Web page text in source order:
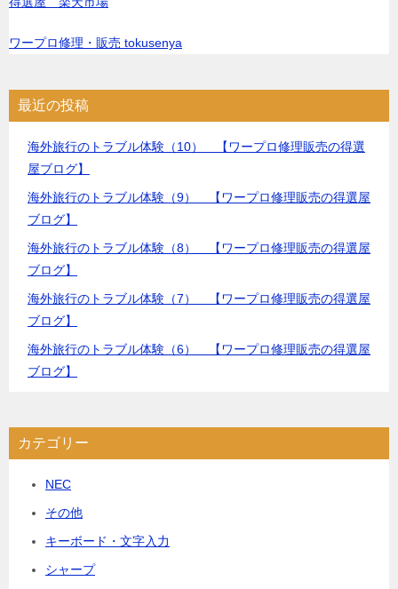
ワープロ修理・販売 tokusenya
最近の投稿
海外旅行のトラブル体験（10） 【ワープロ修理販売の得選
屋ブログ】
海外旅行のトラブル体験（9） 【ワープロ修理販売の得選屋
ブログ】
海外旅行のトラブル体験（8） 【ワープロ修理販売の得選屋
ブログ】
海外旅行のトラブル体験（7） 【ワープロ修理販売の得選屋
ブログ】
海外旅行のトラブル体験（6） 【ワープロ修理販売の得選屋
ブログ】
カテゴリー
NEC
その他
キーボード・文字入力
シャープ